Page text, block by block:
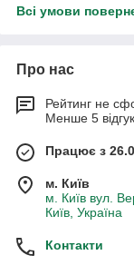
Всі умови
Про нас
Рейтинг не
Менше 5
Працює з
м. Київ
м. Київ вул.
Київ, Україна
Контакти